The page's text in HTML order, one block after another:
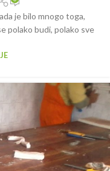
je bilo mnogo toga,
polako budi, polako sve